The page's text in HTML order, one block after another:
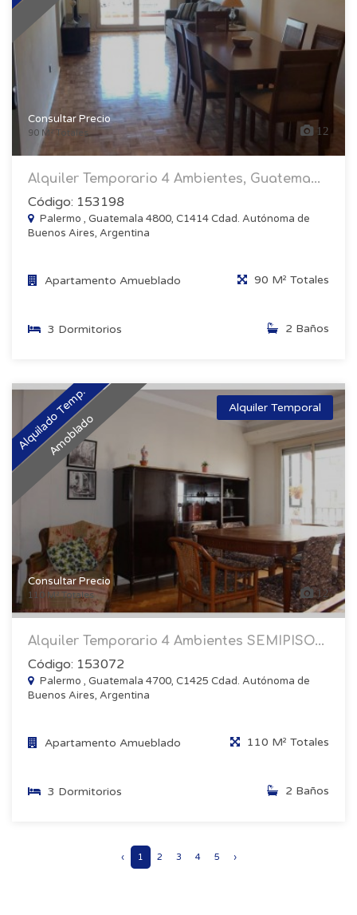
Consultar Precio
90 M² Totales 12
Alquiler Temporario 4 Ambientes, Guatema...
Código: 153198
Palermo , Guatemala 4800, C1414 Cdad. Autónoma de
Buenos Aires, Argentina
Apartamento Amueblado 90 M² Totales
3 Dormitorios 2 Baños
Alquilado Temp.
Amoblado
Alquiler Temporal
Consultar Precio
110 M² Totales 12
Alquiler Temporario 4 Ambientes SEMIPISO...
Código: 153072
Palermo , Guatemala 4700, C1425 Cdad. Autónoma de
Buenos Aires, Argentina
Apartamento Amueblado 110 M² Totales
3 Dormitorios 2 Baños
‹ 1 2 3 4 5 ›